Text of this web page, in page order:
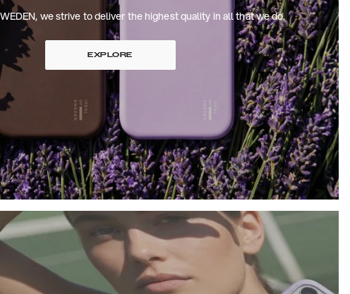
we strive to deliver the highest quality in all that we do.
EXPLORE